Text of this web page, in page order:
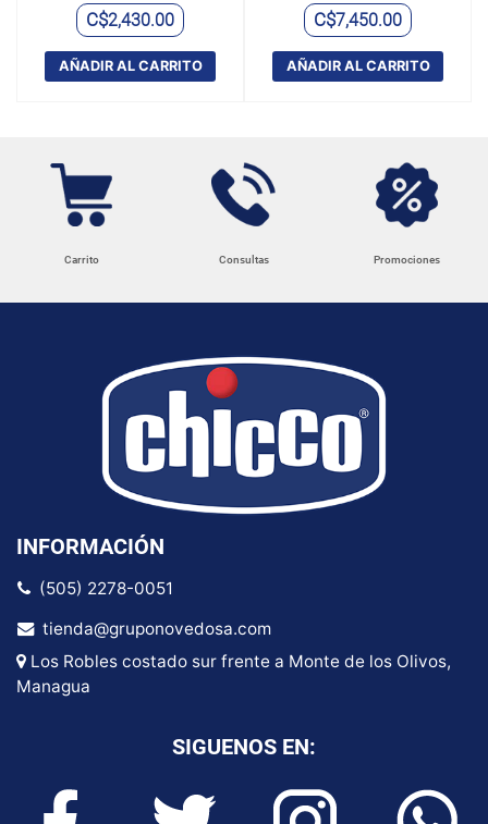
C$2,430.00
AÑADIR AL CARRITO
C$7,450.00
AÑADIR AL CARRITO
Carrito Consultas Promociones
INFORMACIÓN
(505) 2278-0051
tienda@gruponovedosa.com
Los Robles costado sur frente a Monte de los Olivos,
Managua
SIGUENOS EN: